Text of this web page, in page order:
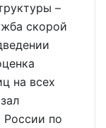
–
скорой
на всех
России по